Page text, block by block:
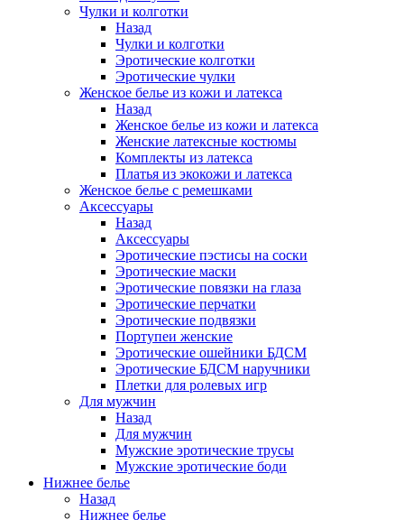
Чулки и колготки
Назад
Чулки и колготки
Эротические колготки
Эротические чулки
Женское белье из кожи и латекса
Назад
Женское белье из кожи и латекса
Женские латексные костюмы
Комплекты из латекса
Платья из экокожи и латекса
Женское белье с ремешками
Аксессуары
Назад
Аксессуары
Эротические пэстисы на соски
Эротические маски
Эротические повязки на глаза
Эротические перчатки
Эротические подвязки
Портупеи женские
Эротические ошейники БДСМ
Эротические БДСМ наручники
Плетки для ролевых игр
Для мужчин
Назад
Для мужчин
Мужские эротические трусы
Мужские эротические боди
Нижнее белье
Назад
Нижнее белье